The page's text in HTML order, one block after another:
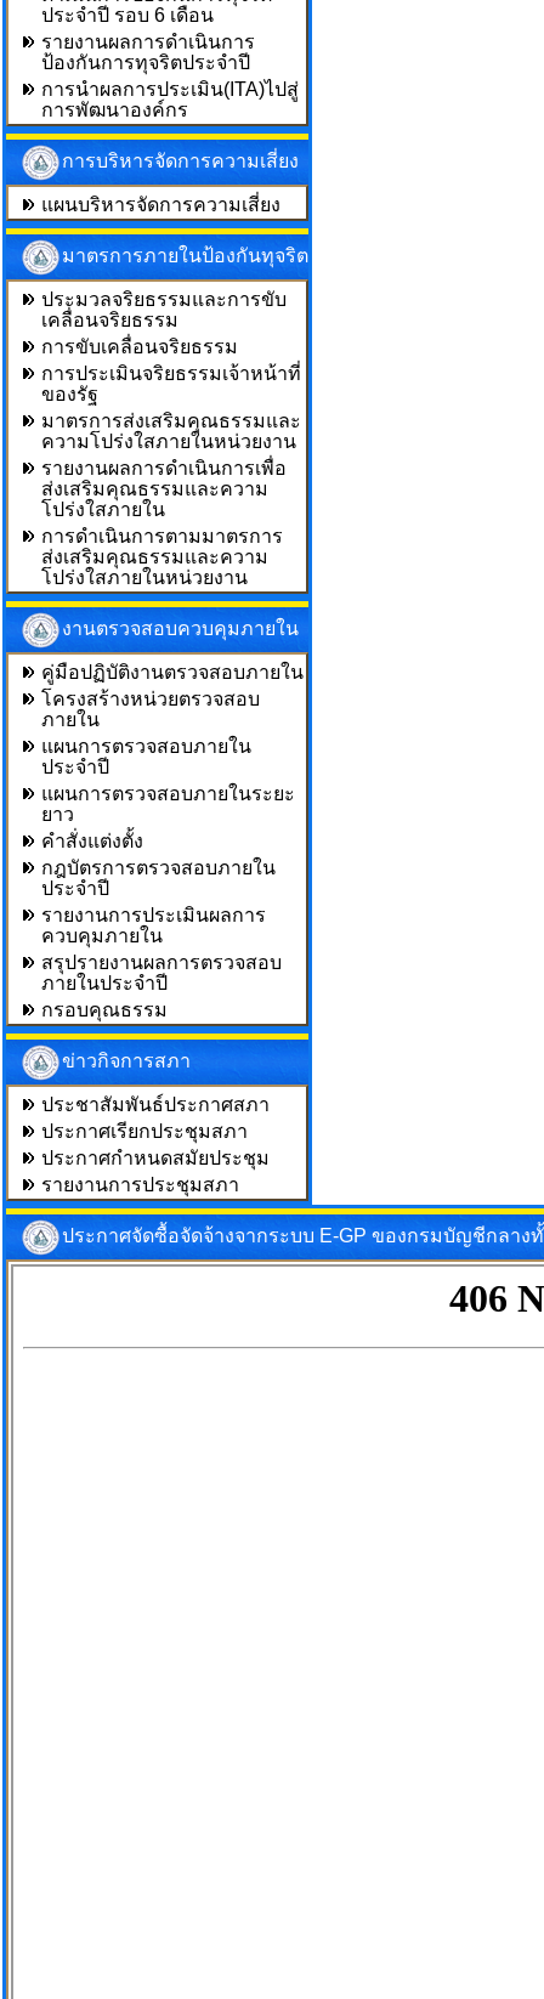
ประจำปี รอบ 6 เดือน
รายงานผลการดำเนินการ
ป้องกันการทุจริตประจำปี
การนำผลการประเมิน(ITA)ไปสู่
การพัฒนาองค์กร
การบริหารจัดการความเสี่ยง
แผนบริหารจัดการความเสี่ยง
มาตรการภายในป้องกันทุจริต
ประมวลจริยธรรมและการขับ
เคลื่อนจริยธรรม
การขับเคลื่อนจริยธรรม
การประเมินจริยธรรมเจ้าหน้าที่
ของรัฐ
มาตรการส่งเสริมคุณธรรมและ
ความโปร่งใสภายในหน่วยงาน
รายงานผลการดำเนินการเพื่อ
ส่งเสริมคุณธรรมและความ
โปร่งใสภายใน
การดำเนินการตามมาตรการ
ส่งเสริมคุณธรรมและความ
โปร่งใสภายในหน่วยงาน
งานตรวจสอบควบคุมภายใน
คู่มือปฏิบัติงานตรวจสอบภายใน
โครงสร้างหน่วยตรวจสอบ
ภายใน
แผนการตรวจสอบภายใน
ประจำปี
แผนการตรวจสอบภายในระยะ
ยาว
คำสั่งแต่งตั้ง
กฎบัตรการตรวจสอบภายใน
ประจำปี
รายงานการประเมินผลการ
ควบคุมภายใน
สรุปรายงานผลการตรวจสอบ
ภายในประจำปี
กรอบคุณธรรม
ข่าวกิจการสภา
ประชาสัมพันธ์ประกาศสภา
ประกาศเรียกประชุมสภา
ประกาศกำหนดสมัยประชุม
รายงานการประชุมสภา
ประกาศจัดซื้อจัดจ้างจากระบบ E-GP ของกรมบัญชีกลาง